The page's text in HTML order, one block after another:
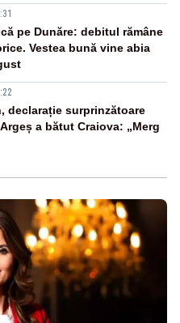
pe Dunăre: debitul rămâne
Vestea bună vine abia
declarație surprinzătoare
a bătut Craiova: „Merg